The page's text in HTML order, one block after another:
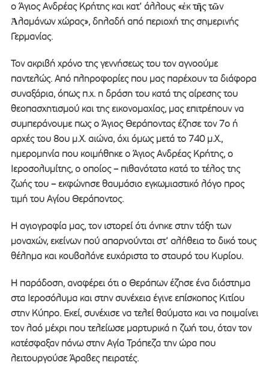
ο Άγιος Ανδρέας Κρήτης και κατ’ άλλους «ἐκ τῆς τῶν
Ἀλαμάνων χώρας», δηλαδή από περιοχή της σημερινής
Γερμανίας.
Τον ακριβή χρόνο της γεννήσεως του τον αγνοούμε
παντελώς. Από πληροφορίες που μας παρέχουν τα διάφορα
συναξάρια, όπως π.χ. η δράση του κατά της αίρεσης του
θεοπασχητισμού και της εικονομαχίας, μας επιτρέπουν να
συμπεράνουμε πως ο Άγιος Θεράποντας έζησε τον 7ο ή
αρχές του 8ου μ.Χ. αιώνα, όχι όμως μετά το 740 μ.Χ.,
ημερομηνία που κοιμήθηκε ο Άγιος Ανδρέας Κρήτης, ο
Ιεροσολυμίτης, ο οποίος – πιθανότατα κατά το τέλος της
ζωής του – εκφώνησε θαυμάσιο εγκωμιαστικό λόγο προς
τιμή του Αγίου Θεράποντος.
Η αγιογραφία μας, τον ιστορεί ότι άνηκε στην τάξη των
μοναχών, εκείνων πού απαρνούνται στ’ αλήθεια το δικό τους
θέλημα και κουβαλάνε ευχάριστα το σταυρό του Κυρίου.
Η παράδοση, αναφέρει ότι ο Θεράπων έζησε ένα διάστημα
στα Ιεροσόλυμα και στην συνέχεια έγινε επίσκοπος Κιτίου
στην Κύπρο. Εκεί, συνέχισε να τελεί θαύματα και να ποιμαίνει
τον λαό μέχρι που τελείωσε μαρτυρικά η ζωή του, όταν τον
κατέσφαξαν πάνω στην Αγία Τράπεζα την ώρα που
λειτουργούσε Άραβες πειρατές.